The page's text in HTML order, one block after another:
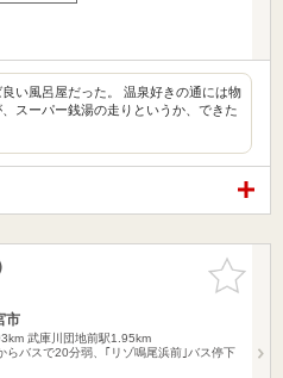
い風呂屋だった。 温泉好きの通には物
スーパー銭湯の走りというか、できた
お気に入
りに追加
市
武庫川団地前駅1.95km
らバスで20分弱、｢リゾ鳴尾浜前｣バス停下